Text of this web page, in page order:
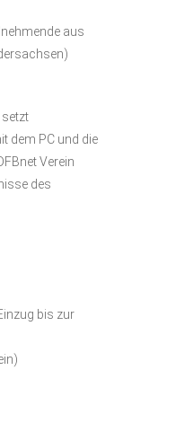
aus
setzt
dem PC und die
Verein
des
bis zur